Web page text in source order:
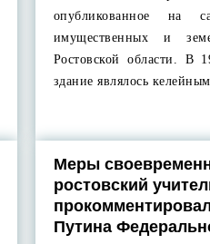
опубликованное на
имущественных и
Ростовской области. В
здание являлось
Меры
ростовский
Путина